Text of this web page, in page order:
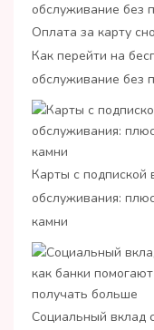
Оплата за карту
Как перейти на
обслуживание без
Карты с подпиской
обслуживания:
камни
Социальный вклад